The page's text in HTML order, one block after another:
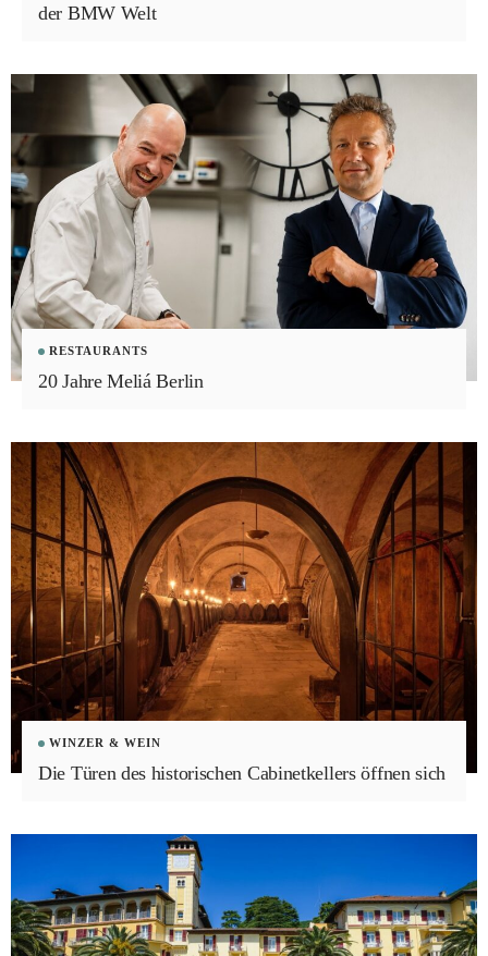
der BMW Welt
RESTAURANTS
20 Jahre Meliá Berlin
WINZER & WEIN
Die Türen des historischen Cabinetkellers öffnen sich